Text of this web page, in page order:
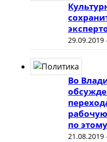
29.09.2019
Во
по
21.08.2019